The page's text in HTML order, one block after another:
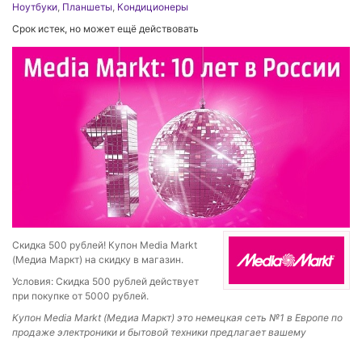
Ноутбуки, Планшеты, Кондиционеры
Срок истек, но может ещё действовать
Скидка 500 рублей! Купон Media Markt
(Медиа Маркт) на скидку в магазин.
Условия: Скидка 500 рублей действует
при покупке от 5000 рублей.
Купон Media Markt (Медиа Маркт) это немецкая сеть №1 в Европе по
продаже электроники и бытовой техники предлагает вашему